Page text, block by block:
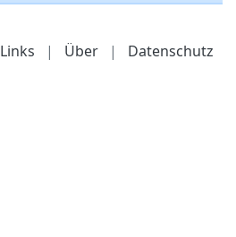
Links | Über | Datenschutz